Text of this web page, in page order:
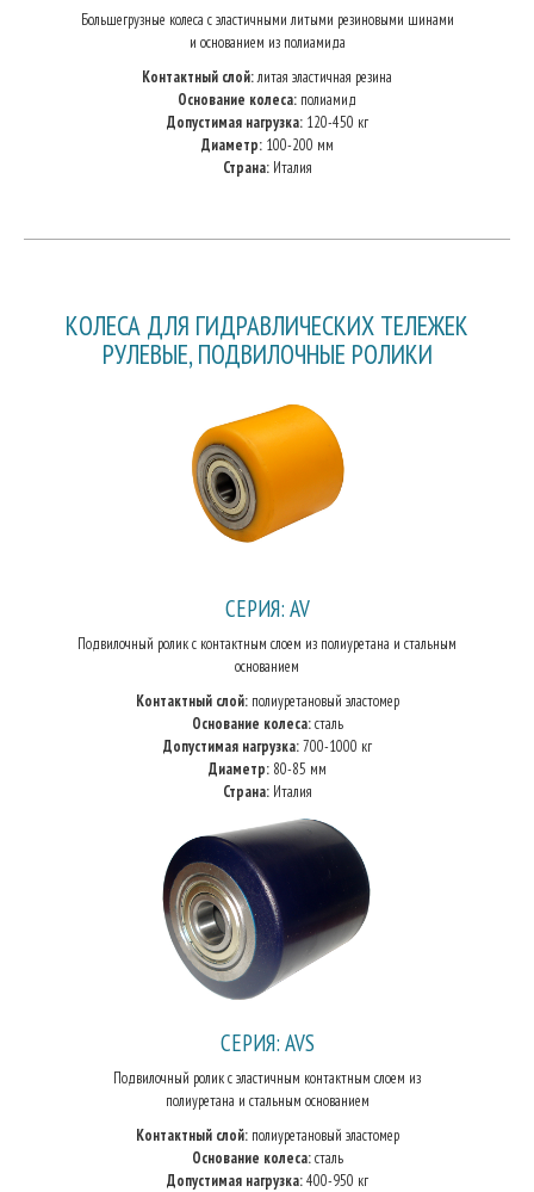
Большегрузные колеса с эластичными литыми резиновыми шинами
и основанием из полиамида
Контактный слой:литая эластичная резина
Основание колеса: полиамид
Допустимая нагрузка:120-450 кг
Диаметр:100-200 мм
Страна:Италия
КОЛЕСА ДЛЯ ГИДРАВЛИЧЕСКИХ ТЕЛЕЖЕК
РУЛЕВЫЕ, ПОДВИЛОЧНЫЕ РОЛИКИ
СЕРИЯ: AV
Подвилочный ролик с контактным слоем из полиуретана и стальным
основанием
Контактный слой:полиуретановый эластомер
Основание колеса:сталь
Допустимая нагрузка:700-1000 кг
Диаметр:80-85 мм
Страна:Италия
СЕРИЯ: AVS
Подвилочный ролик с эластичным контактным слоем из
полиуретана и стальным основанием
Контактный слой:полиуретановый эластомер
Основание колеса:сталь
Допустимая нагрузка:400-950 кг